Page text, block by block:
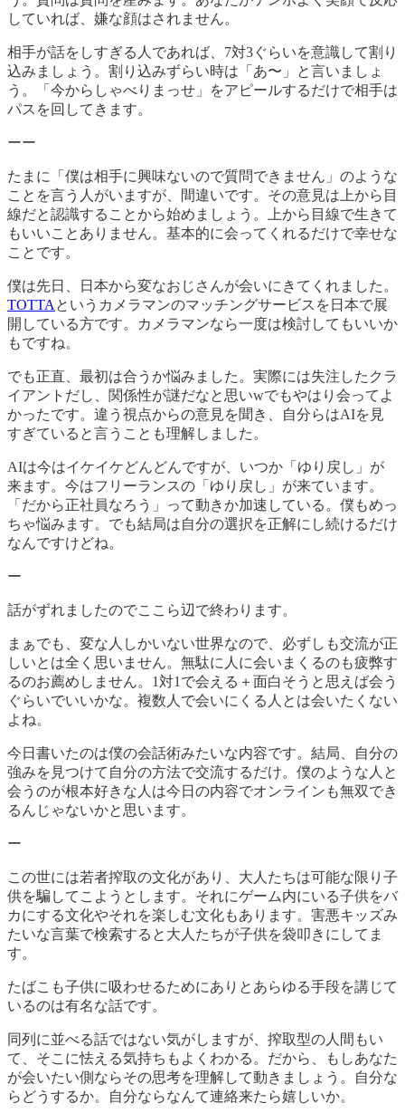
していれば、嫌な顔はされません。
相手が話をしすぎる人であれば、7対3ぐらいを意識して割り
込みましょう。割り込みずらい時は「あ〜」と言いましょ
う。「今からしゃべりまっせ」をアピールするだけで相手は
パスを回してきます。
ーー
たまに「僕は相手に興味ないので質問できません」のような
ことを言う人がいますが、間違いです。その意見は上から目
線だと認識することから始めましょう。上から目線で生きて
もいいことありません。基本的に会ってくれるだけで幸せな
ことです。
僕は先日、日本から変なおじさんが会いにきてくれました。
TOTTA というカメラマンのマッチングサービスを日本で展
開している方です。カメラマンなら一度は検討してもいいか
もですね。
でも正直、最初は合うか悩みました。実際には失注したクラ
イアントだし、関係性が謎だなと思いwでもやはり会ってよ
かったです。違う視点からの意見を聞き、自分らはAIを見
すぎていると言うことも理解しました。
AIは今はイケイケどんどんですが、いつか「ゆり戻し」が
来ます。今はフリーランスの「ゆり戻し」が来ています。
「だから正社員なろう」って動きか加速している。僕もめっ
ちゃ悩みます。でも結局は自分の選択を正解にし続けるだけ
なんですけどね。
ー
話がずれましたのでここら辺で終わります。
まぁでも、変な人しかいない世界なので、必ずしも交流が正
しいとは全く思いません。無駄に人に会いまくるのも疲弊す
るのお薦めしません。1対1で会える＋面白そうと思えば会う
ぐらいでいいかな。複数人で会いにくる人とは会いたくない
よね。
今日書いたのは僕の会話術みたいな内容です。結局、自分の
強みを見つけて自分の方法で交流するだけ。僕のような人と
会うのが根本好きな人は今日の内容でオンラインも無双でき
るんじゃないかと思います。
ー
この世には若者搾取の文化があり、大人たちは可能な限り子
供を騙してこようとします。それにゲーム内にいる子供をバ
カにする文化やそれを楽しむ文化もあります。害悪キッズみ
たいな言葉で検索すると大人たちが子供を袋叩きにしてま
す。
たばこも子供に吸わせるためにありとあらゆる手段を講じて
いるのは有名な話です。
同列に並べる話ではない気がしますが、搾取型の人間もい
て、そこに怯える気持ちもよくわかる。だから、もしあなた
が会いたい側ならその思考を理解して動きましょう。自分な
らどうするか。自分ならなんて連絡来たら嬉しいか。